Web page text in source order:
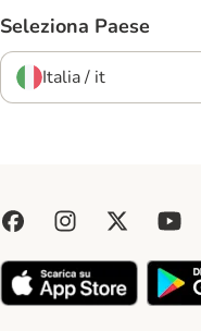
Seleziona Paese
Italia / it